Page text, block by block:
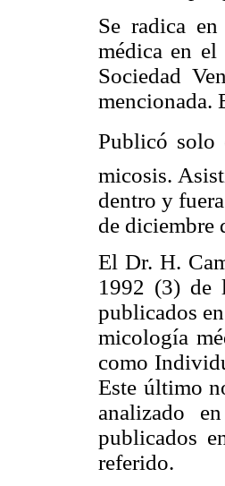
Se radica
médica en
Sociedad
mencionada.
Publicó
micosis.
dentro y
de diciembre
El Dr. H.
1992 (3) de
publicados
micología
como
Este último
analizado
publicados
referido.